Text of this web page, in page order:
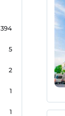
394
5
2
1
1